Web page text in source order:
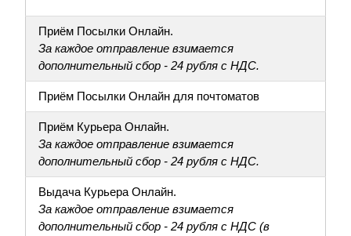
Приём Посылки Онлайн.
За каждое отправление взимается
дополнительный сбор - 24 рубля с НДС.
Приём Посылки Онлайн для почтоматов
Приём Курьера Онлайн.
За каждое отправление взимается
дополнительный сбор - 24 рубля с НДС.
Выдача Курьера Онлайн.
За каждое отправление взимается
дополнительный сбор - 24 рубля с НДС (в